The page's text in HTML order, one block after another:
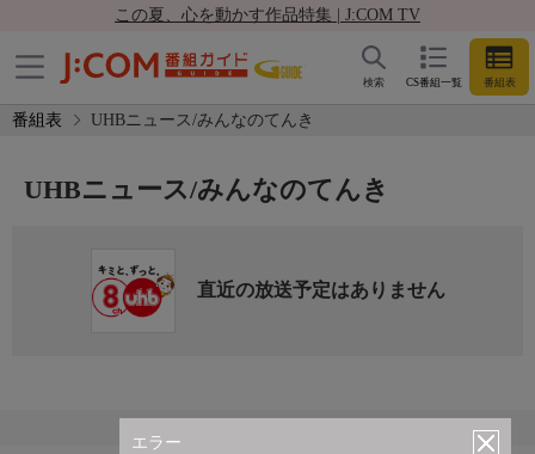
この夏、心を動かす作品特集 | J:COM TV
CS番組一覧 番組表
検索
番組表 UHBニュース/みんなのてんき
エラー
UHBニュース/みんなのてんき
直近の放送予定はありません